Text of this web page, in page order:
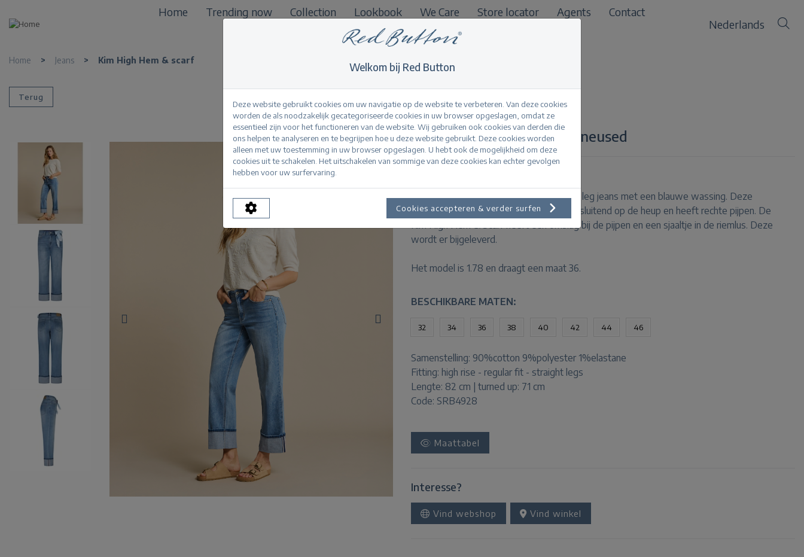
Home Trending now Collection Lookbook We Care Store locator Agents
Contact
B2B
Nederlands
Home > Jeans > Kim High Hem & scarf
Terug
Kim High Hem & scarf stoneused
De Kim High Hem & Scarf is een straight leg jeans met een blauwe wassing. Deze
denim heeft een middelhoge taille, is aansluitend op de heup en heeft rechte pijpen. De
Kim High Hem & Scarf heeft een omslag bij de pijpen en een sjaaltje in de riemlus. Deze
wordt er bijgeleverd.
Het model is 1.78 en draagt een maat 36.
BESCHIKBARE MATEN:
32 34 36 38 40 42 44 46
Samenstelling: 90%cotton 9%polyester 1%elastane
Fitting: high rise - regular fit - straight legs
Lengte: 82 cm | turned up: 71 cm
Code: SRB4928
Maattabel
Interesse?
Vind webshop Vind winkel
Welkom bij Red Button
Deze website gebruikt cookies om uw navigatie op de website te verbeteren. Van deze cookies
worden de als noodzakelijk gecategoriseerde cookies in uw browser opgeslagen, omdat ze
essentieel zijn voor het functioneren van de website. Wij gebruiken ook cookies van derden die
ons helpen te analyseren en te begrijpen hoe u deze website gebruikt. Deze cookies worden
alleen met uw toestemming in uw browser opgeslagen. U hebt ook de mogelijkheid om deze
cookies uit te schakelen. Het uitschakelen van sommige van deze cookies kan echter gevolgen
hebben voor uw surfervaring.
Cookies accepteren & verder surfen